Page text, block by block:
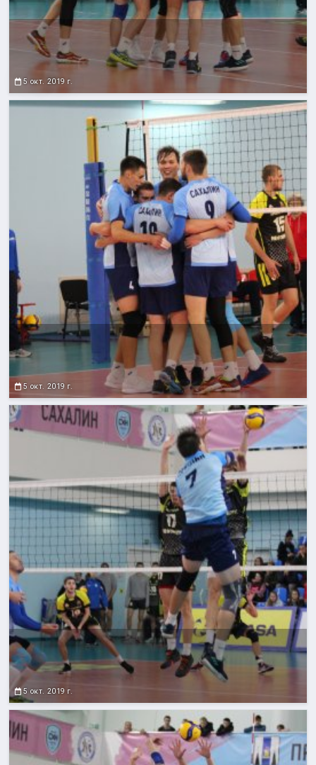
5 окт. 2019 г.
5 окт. 2019 г.
5 окт. 2019 г.